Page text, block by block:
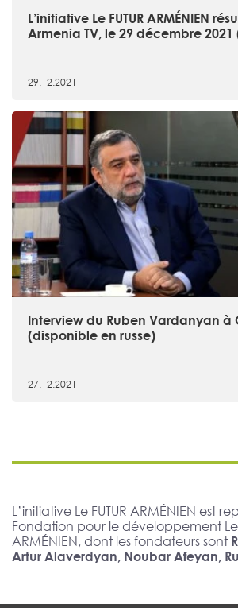
L’initiative Le FUTUR ARMÉNIEN
Armenia TV, le 29 décembre
29.12.2021
Interview du Ruben Vardanyan à
(disponible en russe)
27.12.2021
L’initiative Le FUTUR ARMÉNIEN est
Fondation pour le développement Le
ARMÉNIEN, dont les fondateurs sont
Artur Alaverdyan, Noubar Afeyan,